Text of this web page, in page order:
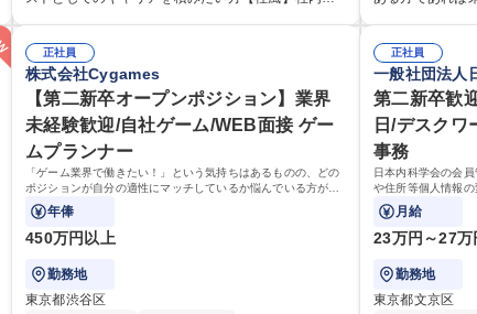
運営、新宿駅西口広場の「イベントコーナー」など
の管理運営 ■道路部門：整備の急がれる骨格幹線道路
や木造住宅密集地域の特定整備路線の用地取得、道
路に関する普及啓発事業、都内の道路施設や道路工
事現場の見学ツアー事業 ※入社後は上記いずれかの
部門へ配属。※業務内容変更の範囲：会社の定める
業務 募集職種 【都庁グループ】総合職（事務）◇残
業月平均9時間未満／有給年平均16日取得
携われる：総合職（事務）では、駐車場の管理運営
や道路用地の取得、公益財団法人の中枢を担う管理
部門など多岐に渡る業務を経験できます。 ■様々なプ
ロジェクト：駐車場事業の他、新宿駅西口広場内に
設置された照明を兼ねた広告「ブライトサイン」の
管理運営を行うなど、事業収益を生み出す活動を積
極的に行っています。 学歴・資格 学歴：大学院 大学
高専 短大 専修学校 高校 語学力： 資格：
当業務を持ちつ
部という組織と
募集職種 【大阪
機G・社会イン
い、業務を円滑
ション能力を持
ありゼネラリスト志向
歴：大学院 大学
正社員
株式会社Cygames
【第二新卒オープンポジション】業界
未経験歓迎/自社ゲーム/WEB面接 ゲー
ムプランナー
「ゲーム業界で働きたい！」という気持ちはあるものの、どの
ポジションが自分の適性にマッチしているか悩んでいる方が対
象となります！
年俸
450万円以上
勤務地
東京都渋谷区
正社員
一般社団法人
第二新卒歓
日/デスクワ
事務
日本内科学会の会
や住所等個人情報の
せします。将来的
幅広く携わっていた
月給
23万円～27万
勤務地
東京都文京区